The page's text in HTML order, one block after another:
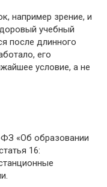
например зрение, и
учебный
после длинного
его
условие, а не
«Об образовании
16: